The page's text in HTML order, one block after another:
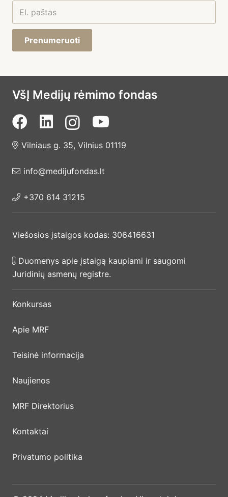
Prenumeruoti
VšĮ Medijų rėmimo fondas
Vilniaus g. 35, Vilnius 01119
info@medijufondas.lt
+370 614 31215
Viešosios įstaigos kodas: 306416631
Duomenys apie įstaigą kaupiami ir saugomi
Juridinių asmenų registre.
Konkursas
Apie MRF
Teisinė informacija
Naujienos
MRF Direktorius
Kontaktai
Privatumo politika